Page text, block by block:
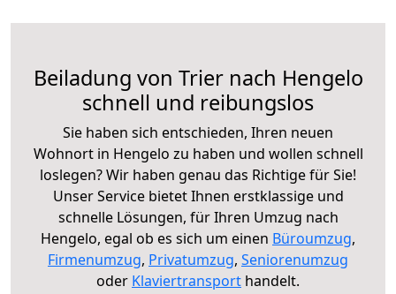
Beiladung von Trier nach Hengelo
schnell und reibungslos
Sie haben sich entschieden, Ihren neuen
Wohnort in Hengelo zu haben und wollen schnell
loslegen? Wir haben genau das Richtige für Sie!
Unser Service bietet Ihnen erstklassige und
schnelle Lösungen, für Ihren Umzug nach
Hengelo, egal ob es sich um einen Büroumzug,
Firmenumzug, Privatumzug, Seniorenumzug
oder Klaviertransport handelt.